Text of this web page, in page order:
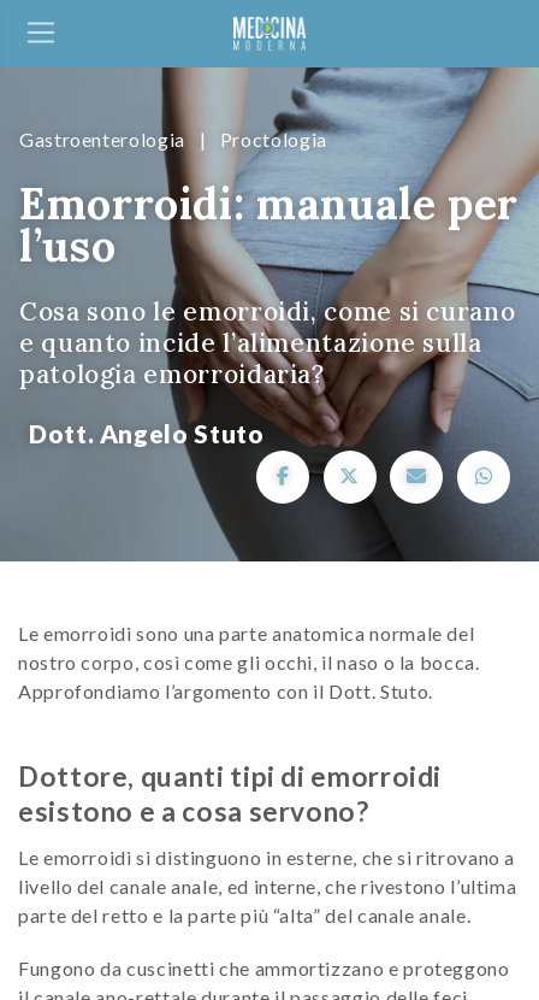
Gastroenterologia | Proctologia
Emorroidi: manuale per
l’uso
Cosa sono le emorroidi, come si curano
e quanto incide l’alimentazione sulla
patologia emorroidaria?
Dott. Angelo Stuto
Le emorroidi sono una parte anatomica normale del
nostro corpo, così come gli occhi, il naso o la bocca.
Approfondiamo l’argomento con il Dott. Stuto.
Dottore, quanti tipi di emorroidi
esistono e a cosa servono?
Le emorroidi si distinguono in esterne, che si ritrovano a
livello del canale anale, ed interne, che rivestono l’ultima
parte del retto e la parte più “alta” del canale anale.
Fungono da cuscinetti che ammortizzano e proteggono